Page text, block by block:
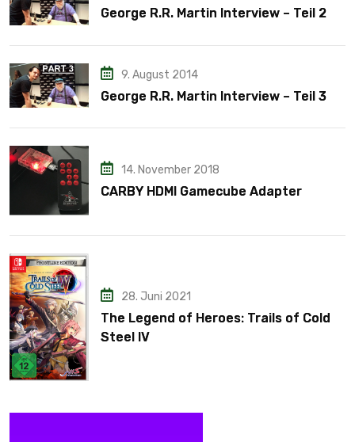
George R.R. Martin Interview – Teil 2
9. August 2014
George R.R. Martin Interview – Teil 3
14. November 2018
CARBY HDMI Gamecube Adapter
28. Juni 2021
The Legend of Heroes: Trails of Cold
Steel IV